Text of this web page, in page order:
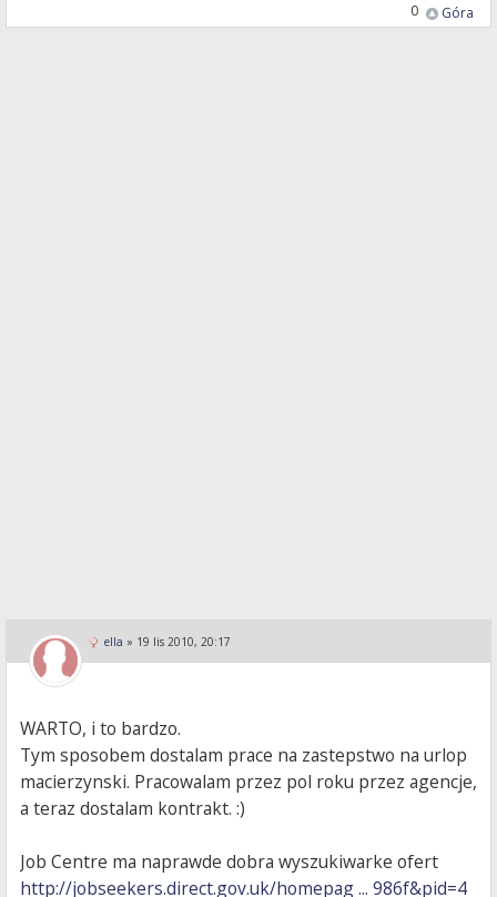
Góra
0
ella » 19 lis 2010, 20:17
WARTO, i to bardzo.
Tym sposobem dostalam prace na zastepstwo na urlop
macierzynski. Pracowalam przez pol roku przez agencje,
a teraz dostalam kontrakt. :)
Job Centre ma naprawde dobra wyszukiwarke ofert
http://jobseekers.direct.gov.uk/homepag ... 986f&pid=4